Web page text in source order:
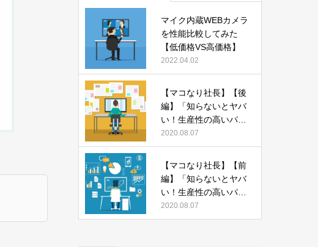
マイク内蔵WEBカメラ
を性能比較してみた
【低価格VS高価格】
2022.04.02
【マコなり社長】【後
編】「知らないとヤバ
い！生産性の高いパソ
コンの使い方 13選」
をまとめてみた
2020.08.07
【マコなり社長】【前
編】「知らないとヤバ
い！生産性の高いパソ
コンの使い方 13選」
をまとめてみた
2020.08.07